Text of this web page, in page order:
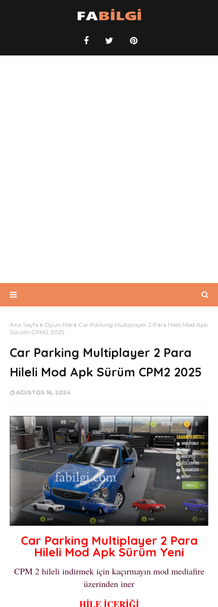
Ana Sayfa Oyun Hile
Car Parking Multiplayer 2 Para Hileli Mod Apk
Sürüm CPM2 2025
Car Parking Multiplayer 2 Para
Hileli Mod Apk Sürüm CPM2 2025
AĞUSTOS 16, 2024
Car Parking Multiplayer 2 Para
Hileli Mod Apk Sürüm Yeni
CPM 2 hileli indirmek için kaçırmayın mod mediafire
üzerinden iner
HİLE İÇERİĞİ